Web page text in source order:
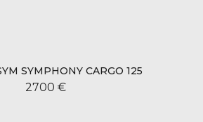
SYMPHONY CARGO 125
2700 €